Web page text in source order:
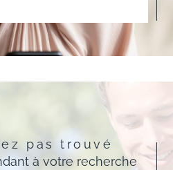
pas trouvé
à votre recherche